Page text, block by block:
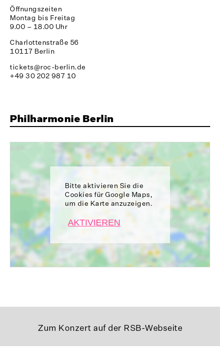
Öffnungszeiten
Montag bis Freitag
9.00 – 18.00 Uhr
Charlottenstraße 56
10117 Berlin
tickets@roc-berlin.de
+49 30 202 987 10
Philharmonie Berlin
Bitte aktivieren Sie die
Cookies für Google Maps,
um die Karte anzuzeigen.
AKTIVIEREN
Zum Konzert auf der RSB-Webseite